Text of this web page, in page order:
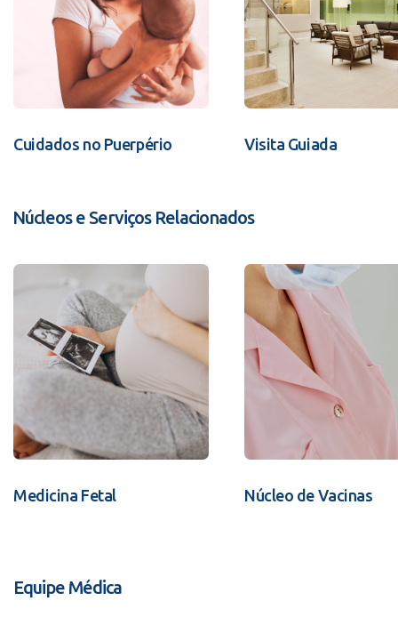
Cuidados no Puerpério Visita Guiada
Núcleos e Serviços Relacionados
Medicina Fetal Núcleo de Vacinas
Equipe Médica